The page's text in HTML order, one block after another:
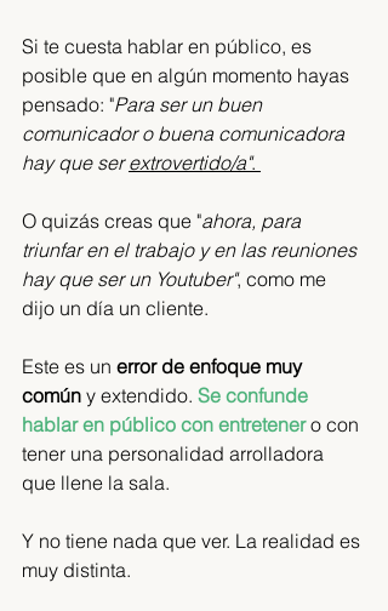
Si te cuesta hablar en público, es
posible que en algún momento hayas
pensado: "Para ser un buen
comunicador o buena comunicadora
hay que ser extrovertido/a".
O quizás creas que "ahora, para
triunfar en el trabajo y en las reuniones
hay que ser un Youtuber", como me
dijo un día un cliente.
Este es un error de enfoque muy
común y extendido. Se confunde
hablar en público con entretener o con
tener una personalidad arrolladora
que llene la sala.
Y no tiene nada que ver. La realidad es
muy distinta.